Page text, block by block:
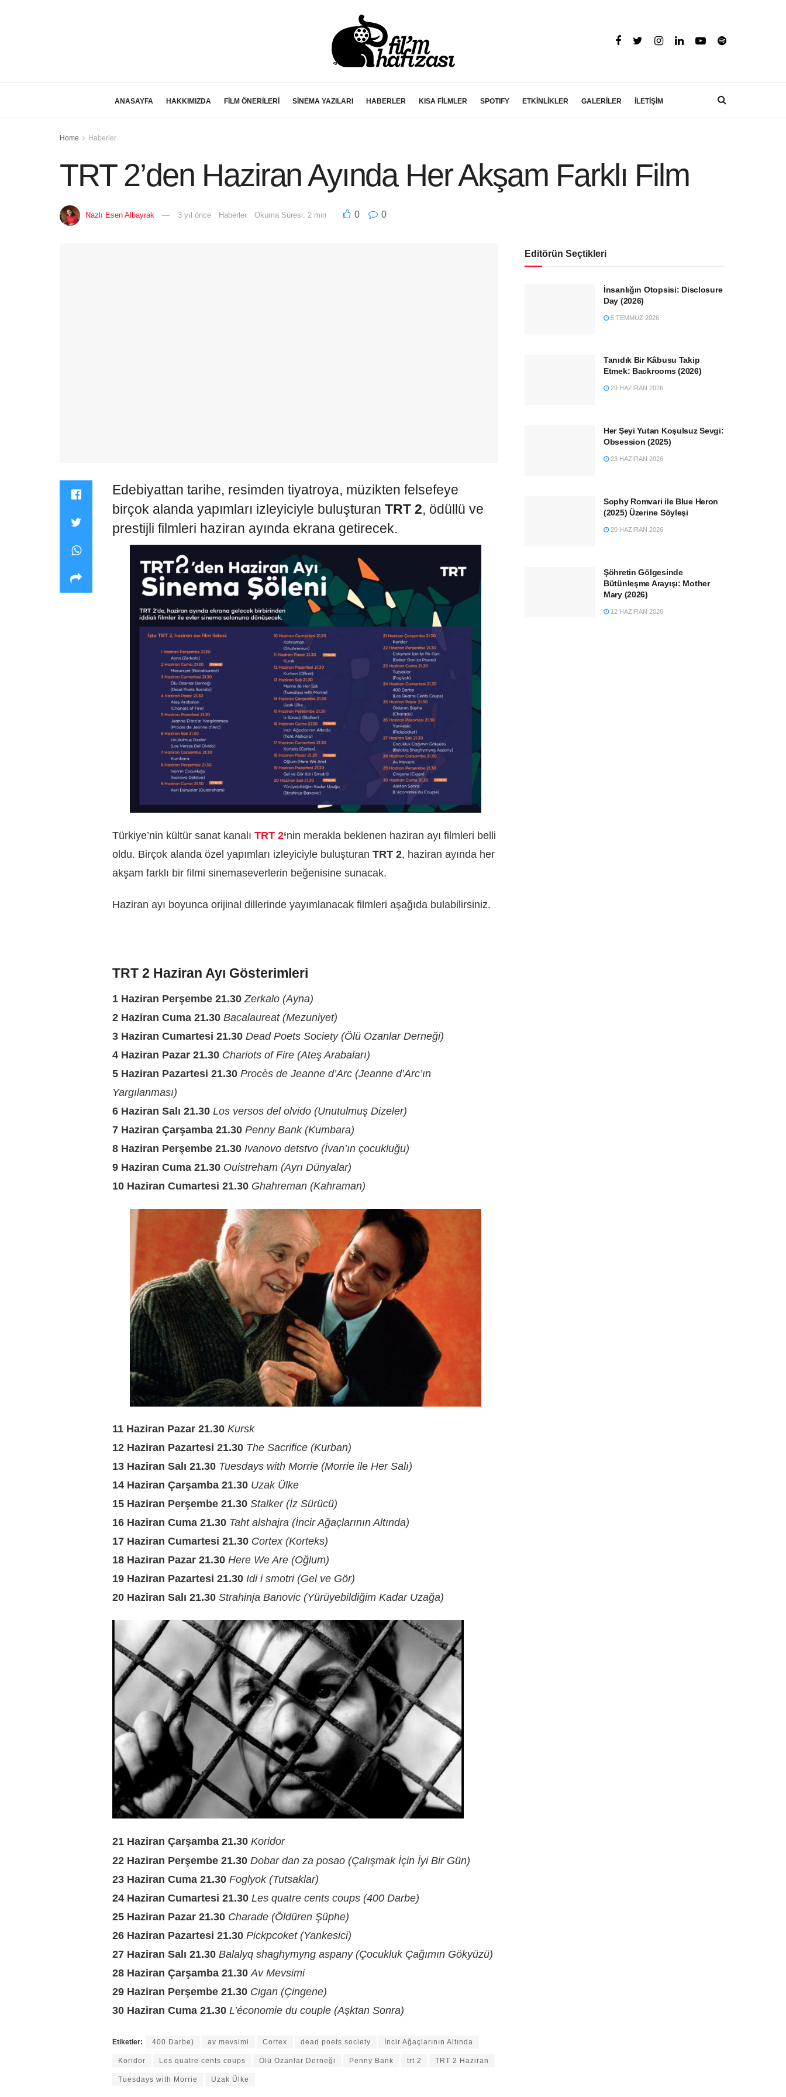
ANASAYFA HAKKIMIZDA FİLM ÖNERİLERİ SİNEMA YAZILARI HABERLER KISA FİLMLER SPOTIFY ETKİNLİKLER GALERİLER İLETİŞİM
Home Haberler
TRT 2’den Haziran Ayında Her Akşam Farklı Film
Nazlı Esen Albayrak 3 yıl önce Haberler Okuma Süresi: 2 min 0 0
Edebiyattan tarihe, resimden tiyatroya, müzikten felsefeye
birçok alanda yapımları izleyiciyle buluşturan TRT 2, ödüllü ve
prestijli filmleri haziran ayında ekrana getirecek.
Türkiye’nin kültür sanat kanalı TRT 2‘nin merakla beklenen haziran ayı filmleri belli
oldu. Birçok alanda özel yapımları izleyiciyle buluşturan TRT 2, haziran ayında her
akşam farklı bir filmi sinemaseverlerin beğenisine sunacak.
Haziran ayı boyunca orijinal dillerinde yayımlanacak filmleri aşağıda bulabilirsiniz.
TRT 2 Haziran Ayı Gösterimleri
1 Haziran Perşembe 21.30 Zerkalo (Ayna)
2 Haziran Cuma 21.30 Bacalaureat (Mezuniyet)
3 Haziran Cumartesi 21.30 Dead Poets Society (Ölü Ozanlar Derneği)
4 Haziran Pazar 21.30 Chariots of Fire (Ateş Arabaları)
5 Haziran Pazartesi 21.30 Procès de Jeanne d’Arc (Jeanne d’Arc’ın
Yargılanması)
6 Haziran Salı 21.30 Los versos del olvido (Unutulmuş Dizeler)
7 Haziran Çarşamba 21.30 Penny Bank (Kumbara)
8 Haziran Perşembe 21.30 Ivanovo detstvo (İvan’ın çocukluğu)
9 Haziran Cuma 21.30 Ouistreham (Ayrı Dünyalar)
10 Haziran Cumartesi 21.30 Ghahreman (Kahraman)
11 Haziran Pazar 21.30 Kursk
12 Haziran Pazartesi 21.30 The Sacrifice (Kurban)
13 Haziran Salı 21.30 Tuesdays with Morrie (Morrie ile Her Salı)
14 Haziran Çarşamba 21.30 Uzak Ülke
15 Haziran Perşembe 21.30 Stalker (İz Sürücü)
16 Haziran Cuma 21.30 Taht alshajra (İncir Ağaçlarının Altında)
17 Haziran Cumartesi 21.30 Cortex (Korteks)
18 Haziran Pazar 21.30 Here We Are (Oğlum)
19 Haziran Pazartesi 21.30 Idi i smotri (Gel ve Gör)
20 Haziran Salı 21.30 Strahinja Banovic (Yürüyebildiğim Kadar Uzağa)
21 Haziran Çarşamba 21.30 Koridor
22 Haziran Perşembe 21.30 Dobar dan za posao (Çalışmak İçin İyi Bir Gün)
23 Haziran Cuma 21.30 Foglyok (Tutsaklar)
24 Haziran Cumartesi 21.30 Les quatre cents coups (400 Darbe)
25 Haziran Pazar 21.30 Charade (Öldüren Şüphe)
26 Haziran Pazartesi 21.30 Pickpcoket (Yankesici)
27 Haziran Salı 21.30 Balalyq shaghymyng aspany (Çocukluk Çağımın Gökyüzü)
28 Haziran Çarşamba 21.30 Av Mevsimi
29 Haziran Perşembe 21.30 Cigan (Çingene)
30 Haziran Cuma 21.30 L’économie du couple (Aşktan Sonra)
Etiketler: 400 Darbe) av mevsimi Cortex dead poets society İncir Ağaçlarının Altında
Koridor Les quatre cents coups Ölü Ozanlar Derneği Penny Bank trt 2 TRT 2 Haziran
Tuesdays with Morrie Uzak Ülke
Editörün Seçtikleri
İnsanlığın Otopsisi: Disclosure
Day (2026)
5 TEMMUZ 2026
Tanıdık Bir Kâbusu Takip
Etmek: Backrooms (2026)
29 HAZIRAN 2026
Her Şeyi Yutan Koşulsuz Sevgi:
Obsession (2025)
23 HAZIRAN 2026
Sophy Romvari ile Blue Heron
(2025) Üzerine Söyleşi
20 HAZIRAN 2026
Şöhretin Gölgesinde
Bütünleşme Arayışı: Mother
Mary (2026)
12 HAZIRAN 2026